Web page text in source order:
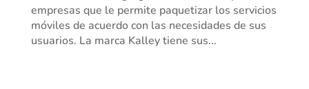
empresas que le permite paquetizar los servicios
móviles de acuerdo con las necesidades de sus
usuarios. La marca Kalley tiene sus...